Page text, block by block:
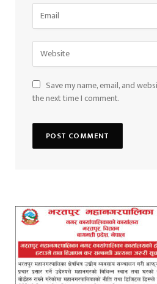
Save my name, email, and
the next time I comment.